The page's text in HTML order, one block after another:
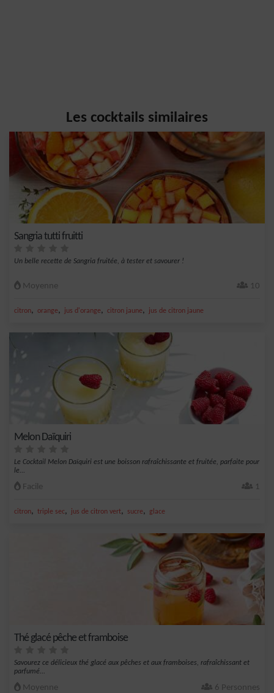
Les cocktails similaires
Sangria tutti fruitti
Un belle recette de Sangria fruitée, à tester et savourer !
Moyenne 10
citron, orange, jus d'orange, citron jaune, jus de citron jaune
Melon Daïquiri
Le Cocktail Melon Daïquiri est une boisson rafraîchissante et fruitée, parfaite pour
le...
Facile 1
citron, triple sec, jus de citron vert, sucre, glace
Thé glacé pêche et framboise
Savourez ce délicieux thé glacé aux pêches et aux framboises, rafraîchissant et
parfumé...
Moyenne 6 Personnes